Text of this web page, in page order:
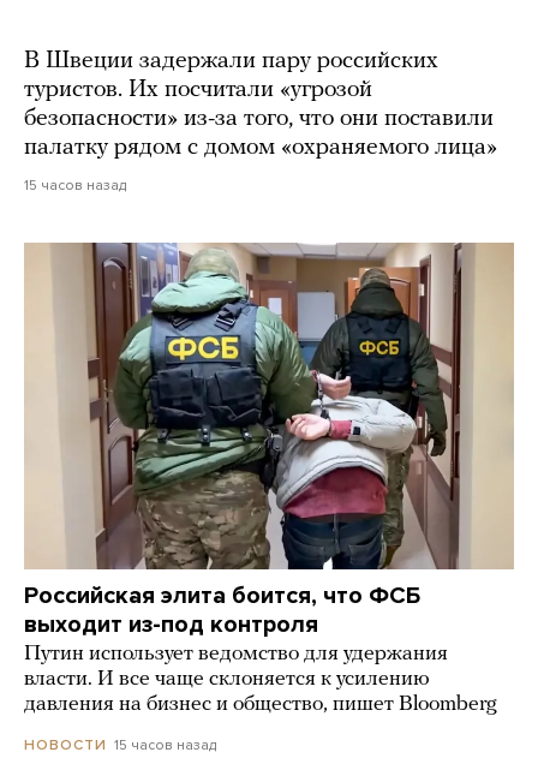
В Швеции задержали пару российских
туристов. Их посчитали «угрозой
безопасности» из-за того, что они поставили
палатку рядом с домом «охраняемого лица»
15 часов назад
Российская элита боится, что ФСБ
выходит из-под контроля
Путин использует ведомство для удержания
власти. И все чаще склоняется к усилению
давления на бизнес и общество, пишет Bloomberg
НОВОСТИ 15 часов назад